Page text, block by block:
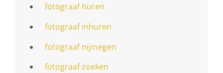
fotograaf huren
fotograaf inhuren
fotograaf nijmegen
fotograaf zoeken